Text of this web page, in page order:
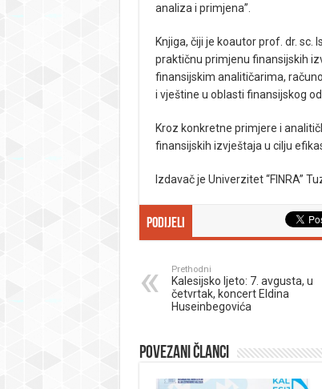
analiza i primjena”.
Knjiga, čiji je koautor prof. dr. sc.
praktičnu primjenu finansijskih
finansijskim analitičarima,
i vještine u oblasti finansijskog
Kroz konkretne primjere i
finansijskih izvještaja u cilju
Izdavač je Univerzitet “FINRA”
Podijeli
Prethodni
Kalesijsko ljeto: 7. avgusta, u
četvrtak, koncert Eldina
Huseinbegovića
Povezani članci